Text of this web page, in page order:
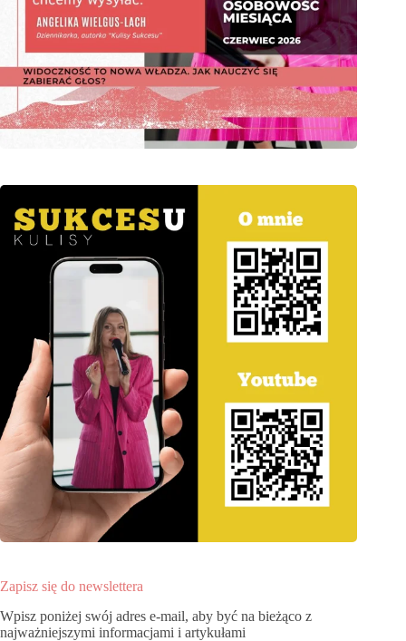
Zapisz się do newslettera
Wpisz poniżej swój adres e-mail, aby być na bieżąco z
najważniejszymi informacjami i artykułami